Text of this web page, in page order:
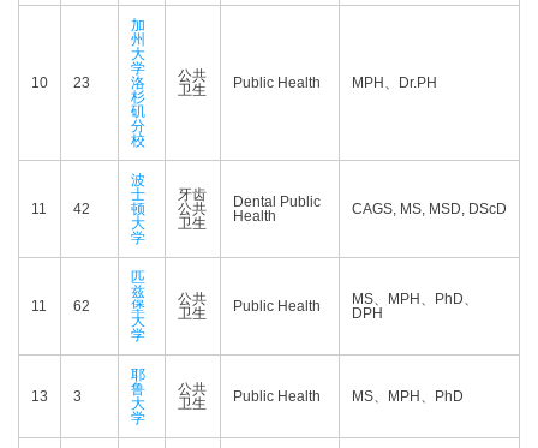
10 23
加
州
大
学
洛
杉
矶
分
校
公共
卫生
Public Health MPH、Dr.PH
11 42
波
士
顿
大
学
牙齿
公共
卫生
Dental Public
Health
CAGS, MS, MSD, DScD
11 62
匹
兹
堡
大
学
公共
卫生
Public Health
MS、MPH、PhD、
DPH
13 3
耶
鲁
大
学
公共
卫生
Public Health MS、MPH、PhD